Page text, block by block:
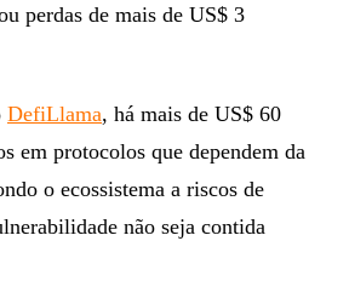
perdas de mais de US$ 3
DefiLlama, há mais de US$ 60
em protocolos que dependem da
o ecossistema a riscos de
não seja contida